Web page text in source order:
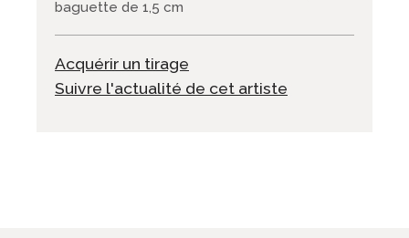
baguette de 1,5 cm
Acquérir un tirage
Suivre l'actualité de cet artiste